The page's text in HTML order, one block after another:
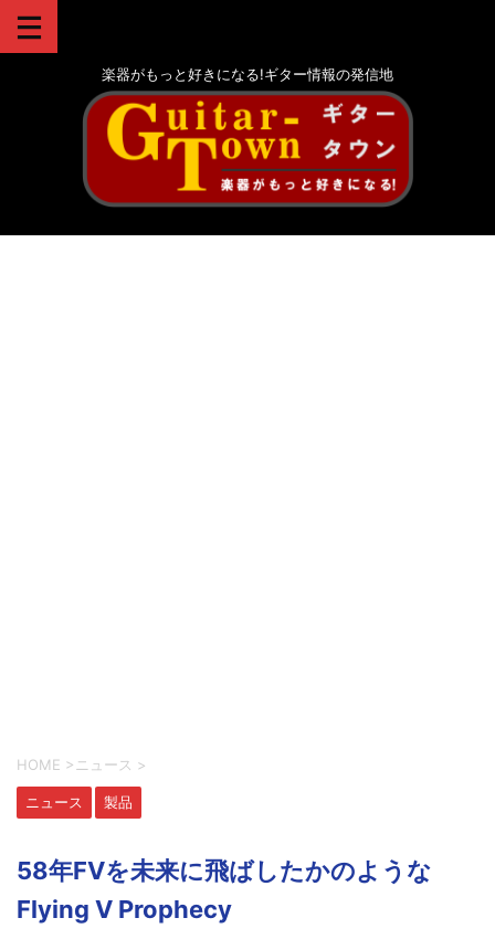
楽器がもっと好きになる!ギター情報の発信地
HOME > ニュース >
ニュース 製品
58年FVを未来に飛ばしたかのような
Flying V Prophecy